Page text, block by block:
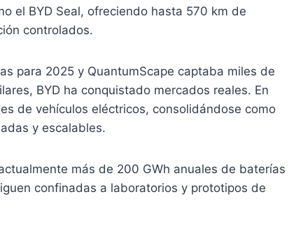
el BYD Seal, ofreciendo hasta 570 km de
controlados.
para 2025 y QuantumScape captaba miles de
BYD ha conquistado mercados reales. En
de vehículos eléctricos, consolidándose como
y escalables.
más de 200 GWh anuales de baterías
confinadas a laboratorios y prototipos de